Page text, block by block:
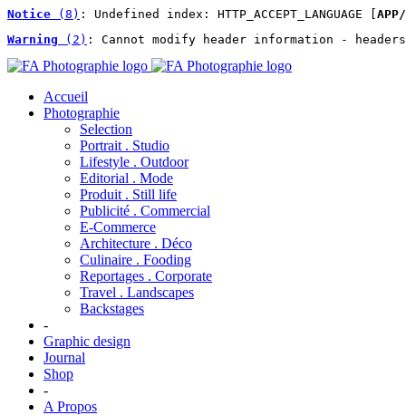
Notice (8) : Undefined index: HTTP_ACCEPT_LANGUAGE [
Warning (2) : Cannot modify header information -
Accueil
Photographie
Selection
Portrait . Studio
Lifestyle . Outdoor
Editorial . Mode
Produit . Still life
Publicité . Commercial
E-Commerce
Architecture . Déco
Culinaire . Fooding
Reportages . Corporate
Travel . Landscapes
Backstages
-
Graphic design
Journal
Shop
-
A Propos